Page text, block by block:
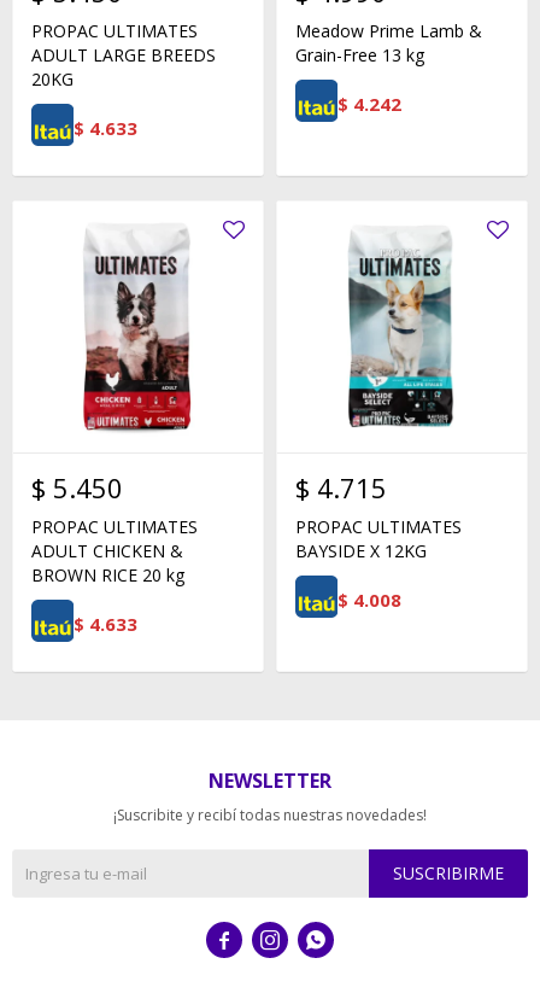
PROPAC ULTIMATES
ADULT LARGE BREEDS
20KG
$ 4.633
Meadow Prime Lamb &
Grain-Free 13 kg
$ 4.242
$ 5.450
PROPAC ULTIMATES
ADULT CHICKEN &
BROWN RICE 20 kg
$ 4.633
$ 4.715
PROPAC ULTIMATES
BAYSIDE X 12KG
$ 4.008
NEWSLETTER
¡Suscribite y recibí todas nuestras novedades!
SUSCRIBIRME
  